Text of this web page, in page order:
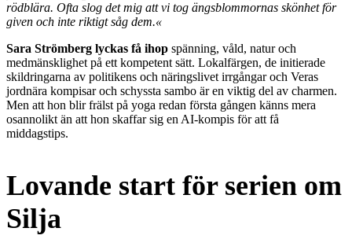
rödblära. Ofta slog det mig att vi tog ängsblommornas skönhet för
given och inte riktigt såg dem.«
Sara Strömberg lyckas få ihop spänning, våld, natur och
medmänsklighet på ett kompetent sätt. Lokalfärgen, de initierade
skildringarna av politikens och näringslivet irrgångar och Veras
jordnära kompisar och schyssta sambo är en viktig del av charmen.
Men att hon blir frälst på yoga redan första gången känns mera
osannolikt än att hon skaffar sig en AI-kompis för att få
middagstips.
Lovande start för serien om
Silja